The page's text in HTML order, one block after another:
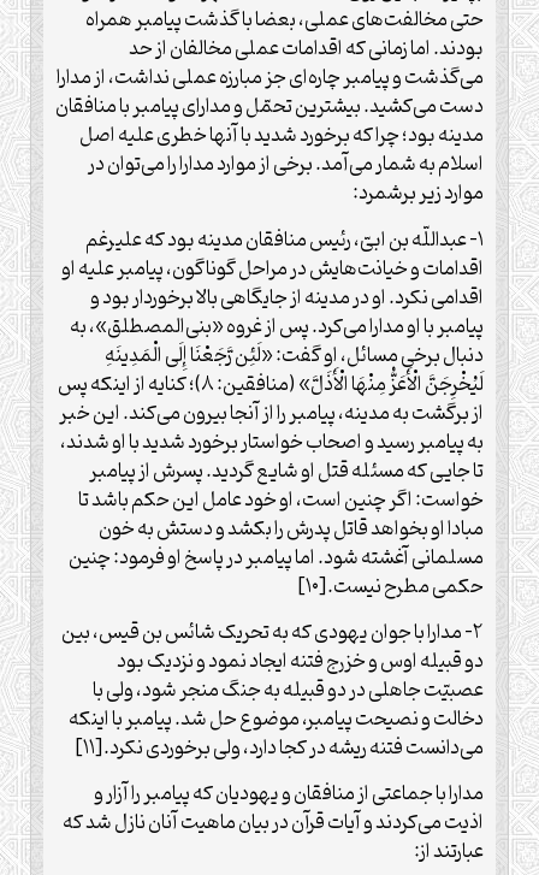
حتی مخالفت‌‏های عملی، بعضا با گذشت پیامبر همراه
بودند. اما زمانی که اقدامات عملی مخالفان از حد
می‌‏گذشت و پیامبر چاره‌‏ای جز مبارزه عملی نداشت، از مدارا
دست می‌‏کشید. بیشترین تحمّل و مدارای پیامبر با منافقان
مدینه بود؛ چرا که برخورد شدید با آن‏ها خطری علیه اصل
اسلام به شمار می‌‏آمد. برخی از موارد مدارا را می‌توان در
موارد زیر برشمرد:
۱- عبداللّه بن ابیّ، رئیس منافقان مدینه بود که علی‏رغم
اقدامات و خیانت‏‌هایش در مراحل گوناگون، پیامبر علیه او
اقدامی نکرد. او در مدینه از جایگاهی بالا برخوردار بود و
پیامبر با او مدارا می‌‏کرد. پس از غروه «بنی‌‏المصطلق»، به
دنبال برخی مسائل، او گفت: «لَئِن رَّجَعْنَا إِلَی الْمَدِینَهِ
لَیُخْرِجَنَّ الْأَعَزُّ مِنْهَا الْأَذَلَّ» (منافقین: ۸)؛ کنایه از اینکه پس
از برگشت به مدینه، پیامبر را از آنجا بیرون می‌‏کند. این خبر
به پیامبر رسید و اصحاب خواستار برخورد شدید با او شدند،
تا جایی که مسئله قتل او شایع گردید. پسرش از پیامبر
خواست: اگر چنین است، او خود عامل این حکم باشد تا
مبادا او بخواهد قاتل پدرش را بکشد و دستش به خون
مسلمانی آغشته شود. اما پیامبر در پاسخ او فرمود: چنین
حکمی مطرح نیست.[۱۰]
۲- مدارا با جوان یهودی که به تحریک شائس بن قیس، بین
دو قبیله اوس و خزرج فتنه ایجاد نمود و نزدیک بود
عصبیّت جاهلی در دو قبیله به جنگ منجر شود، ولی با
دخالت و نصیحت پیامبر، موضوع حل شد. پیامبر با اینکه
می‏‌دانست فتنه ریشه در کجا دارد، ولی برخوردی نکرد.[۱۱]
مدارا با جماعتی از منافقان و یهودیان که پیامبر را آزار و
اذیت می‌‏کردند و آیات قرآن در بیان ماهیت آنان نازل شد که
عبارتند از: